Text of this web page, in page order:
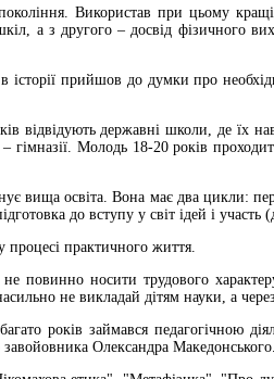
Використав при цьому
а з другого – досвід фізичного
прийшов до думки про
відвідують державні школи, де їх
Молодь 18-20 років
вища освіта. Вона має два цикли:
до вступу у світ ідей і
процесі практичного життя.
повинно носити трудового
не викладай дітям науки, а
років займався педагогічною
Олександра Македонського.